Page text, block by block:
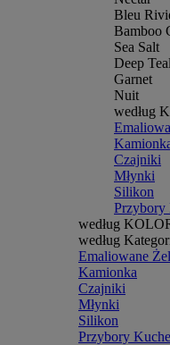
Bleu
Bamboo
Sea Salt
Deep Teal
Garnet
Nuit
według
Czajniki
Młynki
Silikon
Przybory
według
według
Emaliowane
Kamionka
Czajniki
Młynki
Silikon
Przybory